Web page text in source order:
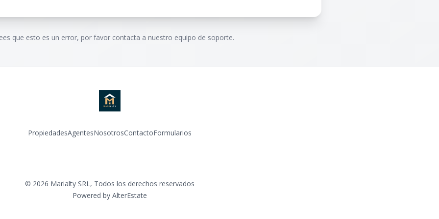
que esto es un error, por favor contacta a nuestro equipo de soporte.
PropiedadesAgentesNosotrosContactoFormularios
© 2026 Marialty SRL, Todos los derechos reservados
Powered by AlterEstate